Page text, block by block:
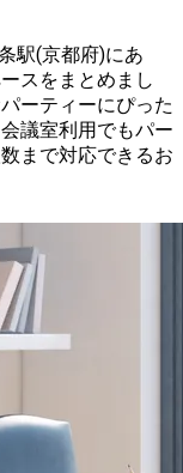
駅(京都府)にあ
スをまとめまし
ーティーにぴった
議室利用でもパー
まで対応できるお